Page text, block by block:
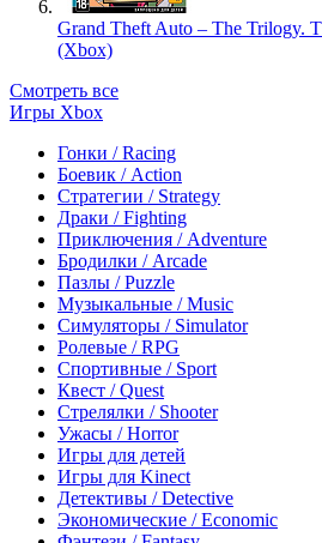
Grand Theft Auto – The Trilogy.
(Xbox)
Смотреть все
Игры Xbox
Гонки / Racing
Боевик / Action
Стратегии / Strategy
Драки / Fighting
Приключения / Adventure
Бродилки / Arcade
Пазлы / Puzzle
Музыкальные / Music
Симуляторы / Simulator
Ролевые / RPG
Спортивные / Sport
Квест / Quest
Стрелялки / Shooter
Ужасы / Horror
Игры для детей
Игры для Kinect
Детективы / Detective
Экономические / Economic